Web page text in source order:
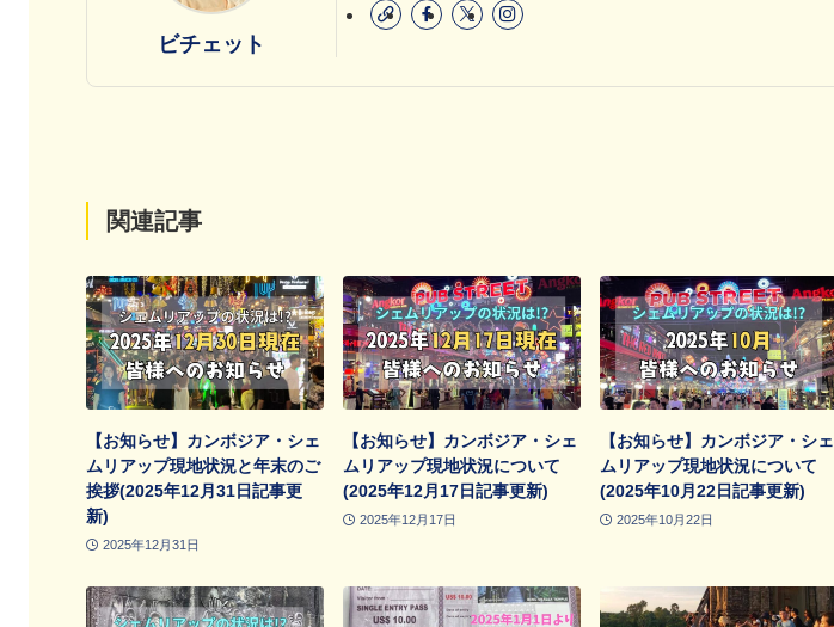
ビチェット
関連記事
【お知らせ】カンボジア・シェ
ムリアップ現地状況と年末のご
挨拶(2025年12月31日記事更
新)
2025年12月31日
【お知らせ】カンボジア・シェ
ムリアップ現地状況について
(2025年12月17日記事更新)
2025年12月17日
【お知らせ】カンボジア・シェ
ムリアップ現地状況について
(2025年10月22日記事更新)
2025年10月22日